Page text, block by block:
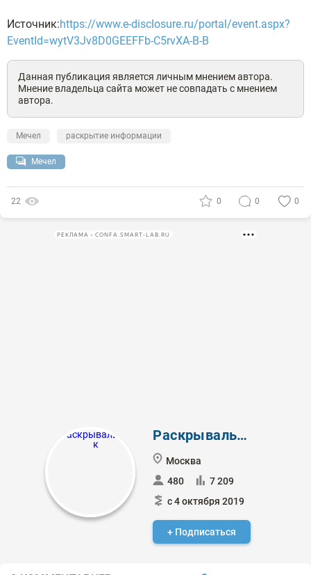
Источник:https://www.e-disclosure.ru/portal/event.aspx?
EventId=wytV3Jv8D0GEEFFb-C5rvXA-B-B
Данная публикация является личным мнением автора.
Мнение владельца сайта может не совпадать с мнением
автора.
Мечел раскрытие информации
Мечел
22 0 0 0
РЕКЛАМА • CONFA.SMART-LAB.RU
Раскрывальщик
Москва
480
7 209
с 4 октября 2019
+ Подписаться